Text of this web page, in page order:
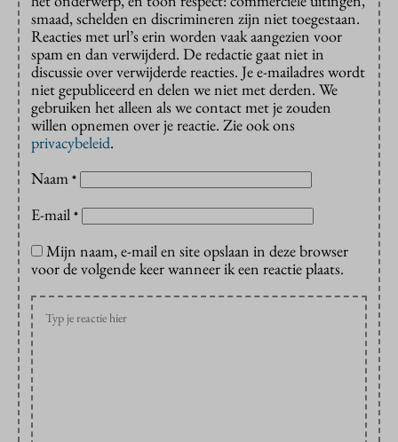
smaad, schelden en discrimineren zijn niet toegestaan.
Reacties met url’s erin worden vaak aangezien voor
spam en dan verwijderd. De redactie gaat niet in
discussie over verwijderde reacties. Je e-mailadres wordt
niet gepubliceerd en delen we niet met derden. We
gebruiken het alleen als we contact met je zouden
willen opnemen over je reactie. Zie ook ons
privacybeleid.
Naam *
E-mail *
Mijn naam, e-mail en site opslaan in deze browser
voor de volgende keer wanneer ik een reactie plaats.